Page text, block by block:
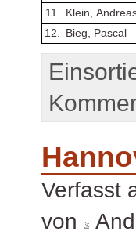
11.
Klein,
12.
Bieg, Pascal
Verfasst
von